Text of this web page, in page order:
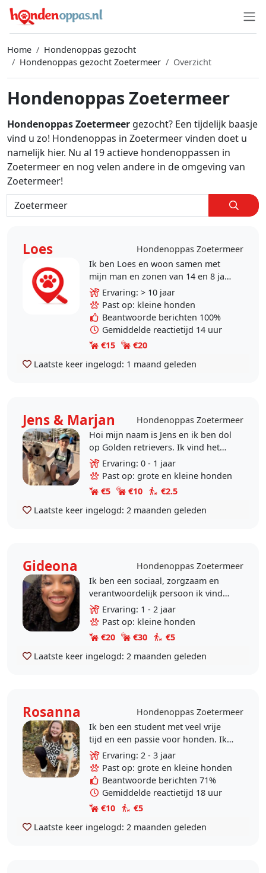
Home
Hondenoppas gezocht
Hondenoppas gezocht Zoetermeer
Overzicht
Hondenoppas Zoetermeer
Hondenoppas Zoetermeer gezocht? Een tijdelijk baasje
vind u zo! Hondenoppas in Zoetermeer vinden doet u
namelijk hier. Nu al 19 actieve hondenoppassen in
Zoetermeer en nog velen andere in de omgeving van
Zoetermeer!
Loes
Hondenoppas Zoetermeer
Ik ben Loes en woon samen met
mijn man en zonen van 14 en 8 jaar
in Zoetermeer. Zelf hebben wij 17
jaar een Jack russel gehad waar we
helaas vorig..
Ervaring: > 10 jaar
Past op: kleine honden
Beantwoorde berichten 100%
Gemiddelde reactietijd 14 uur
€15
€20
Laatste keer ingelogd: 1 maand geleden
Jens & Marjan
Hondenoppas Zoetermeer
Hoi mijn naam is Jens en ik ben dol
op Golden retrievers. Ik vind het
super lieve & leuke honden en ik
zou heel graag een Golden
Retriever willen..
Ervaring: 0 - 1 jaar
Past op: grote en kleine honden
€5
€10
€2.5
Laatste keer ingelogd: 2 maanden geleden
Gideona
Hondenoppas Zoetermeer
Ik ben een sociaal, zorgzaam en
verantwoordelijk persoon ik vind
honden hardstikke leuk. Ik wandel
graag en vind het leuk om altijd
bezig te zijn. ..
Ervaring: 1 - 2 jaar
Past op: kleine honden
€20
€30
€5
Laatste keer ingelogd: 2 maanden geleden
Rosanna
Hondenoppas Zoetermeer
Ik ben een student met veel vrije
tijd en een passie voor honden. Ik
vind het leuk om te wandelen en op
te passen en te spelen. Ik heb zelf
ook een..
Ervaring: 2 - 3 jaar
Past op: grote en kleine honden
Beantwoorde berichten 71%
Gemiddelde reactietijd 18 uur
€10
€5
Laatste keer ingelogd: 2 maanden geleden